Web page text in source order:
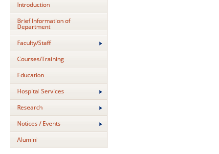
Introduction
Brief Information of
Department
Faculty/Staff
Courses/Training
Education
Hospital Services
Research
Notices / Events
Alumini